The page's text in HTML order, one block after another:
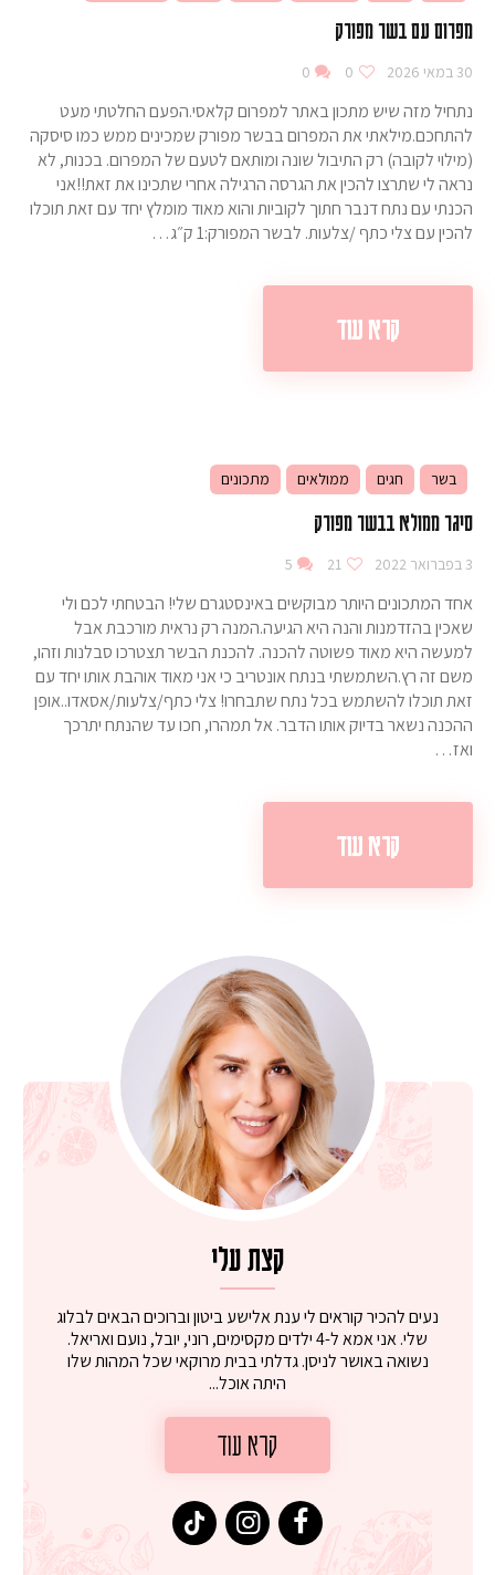
מפרום עם בשר מפורק
30 במאי 2026 0
0
נתחיל מזה שיש מתכון באתר למפרום קלאסי.הפעם החלטתי מעט
להתחכם.מילאתי את המפרום בבשר מפורק שמכינים ממש כמו סיסקה
(מילוי לקובה) רק התיבול שונה ומותאם לטעם של המפרום. בכנות, לא
נראה לי שתרצו להכין את הגרסה הרגילה אחרי שתכינו את זאת!!אני
הכנתי עם נתח דנבר חתוך לקוביות והוא מאוד מומלץ יחד עם זאת תוכלו
להכין עם צלי כתף /צלעות. לבשר המפורק:1 ק״ג…
קרא עוד
בשר חגים ממולאים מתכונים
סיגר ממולא בבשר מפורק
3 בפברואר 2022 21
5
אחד המתכונים היותר מבוקשים באינסטגרם שלי! הבטחתי לכם ולי
שאכין בהזדמנות והנה היא הגיעה.המנה רק נראית מורכבת אבל
למעשה היא מאוד פשוטה להכנה. להכנת הבשר תצטרכו סבלנות וזהו,
משם זה רץ.השתמשתי בנתח אונטריב כי אני מאוד אוהבת אותו יחד עם
זאת תוכלו להשתמש בכל נתח שתבחרו! צלי כתף/צלעות/אסאדו..אופן
ההכנה נשאר בדיוק אותו הדבר. אל תמהרו, חכו עד שהנתח יתרכך
ואז…
קרא עוד
קצת עלי
נעים להכיר קוראים לי ענת אלישע ביטון וברוכים הבאים לבלוג
שלי. אני אמא ל-4 ילדים מקסימים, רוני, יובל, נועם ואריאל.
נשואה באושר לניסן. גדלתי בבית מרוקאי שכל המהות שלו
היתה אוכל...
קרא עוד